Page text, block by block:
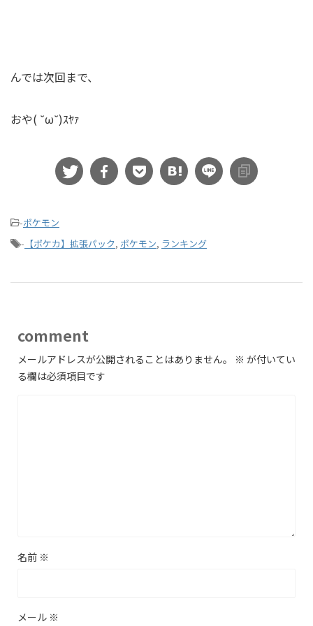
んでは次回まで、
おや( ˘ω˘)ｽﾔｧ
-ポケモン
- 【ポケカ】拡張パック, ポケモン, ランキング
comment
メールアドレスが公開されることはありません。 ※ が付いてい
る欄は必須項目です
名前 ※
メール ※